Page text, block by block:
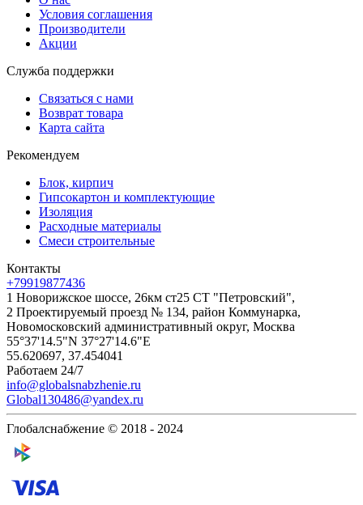
Условия соглашения
Производители
Акции
Служба поддержки
Связаться с нами
Возврат товара
Карта сайта
Рекомендуем
Блок, кирпич
Гипсокартон и комплектующие
Изоляция
Расходные материалы
Смеси строительные
Контакты
+79919877436
1 Новорижское шоссе, 26км ст25 СТ "Петровский",
2 Проектируемый проезд № 134, район Коммунарка,
Новомосковский административный округ, Москва
55°37'14.5"N 37°27'14.6"E
55.620697, 37.454041
Работаем 24/7
info@globalsnabzhenie.ru
Global130486@yandex.ru
Глобалснабжение © 2018 - 2024